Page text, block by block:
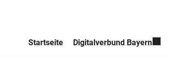
Startseite Digitalverbund Bayern